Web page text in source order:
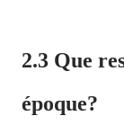
2.3 Que
époque?